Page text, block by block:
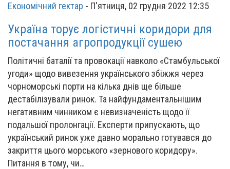
Економічний гектар - П'ятниця, 02 грудня 2022 12:35
Україна торує логістичні коридори для
постачання агропродукції сушею
Політичні баталії та провокації навколо «Стамбульської
угоди» щодо вивезення українського збіжжя через
чорноморські порти на кілька днів ще більше
дестабілізували ринок. Та найфундаментальнішим
негативним чинником є невизначеність щодо її
подальшої пролонгації. Експерти припускають, що
український ринок уже давно морально готувався до
закриття цього морського «зернового коридору».
Питання в тому, чи…